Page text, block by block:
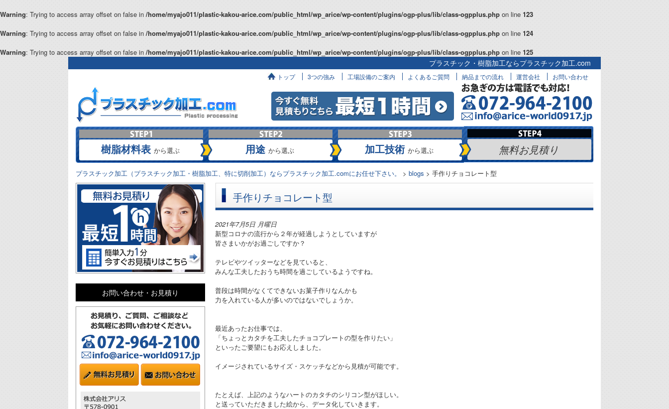
Warning: Trying to access array offset on false in /home/myajo011/plastic-kakou-arice.com/public_html/wp_arice/wp-content/plugins/ogp-plus/lib/class-ogpplus.php on line 123
Warning: Trying to access array offset on false in /home/myajo011/plastic-kakou-arice.com/public_html/wp_arice/wp-content/plugins/ogp-plus/lib/class-ogpplus.php on line 124
Warning: Trying to access array offset on false in /home/myajo011/plastic-kakou-arice.com/public_html/wp_arice/wp-content/plugins/ogp-plus/lib/class-ogpplus.php on line 125
プラスチック・樹脂加工ならプラスチック加工.com
へ
トップ 3つの強み 工場設備のご案内 よくあるご質問 納品までの流れ 運営会社 お問い合わせ
樹脂材料表 から選ぶ 用途 から選ぶ 加工技術 から選ぶ 無料お見積り
プラスチック加工（プラスチック加工・樹脂加工、特に切削加工）ならプラスチック加工.comにお任せ下さい。 > blogs > 手作りチョコレート型
手作りチョコレート型
2021年7月5日 月曜日
新型コロナの流行から２年が経過しようとしていますが
皆さまいかがお過ごしですか？
テレビやツイッターなどを見ていると、
みんな工夫したおうち時間を過ごしているようですね。
普段は時間がなくてできないお菓子作りなんかも
力を入れている人が多いのではないでしょうか。
最近あったお仕事では、
「ちょっとカタチを工夫したチョコプレートの型を作りたい」
といったご要望にもお応えしました。
イメージされているサイズ・スケッチなどから見積が可能です。
たとえば、上記のようなハートのカタチのシリコン型がほしい。
と送っていただきました絵から、データ化していきます。
お問い合わせ・お見積り